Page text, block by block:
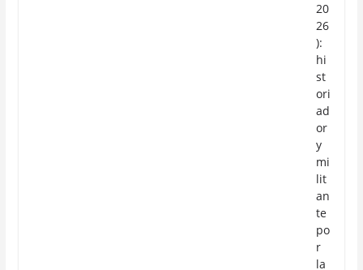
20
26
):
hi
st
ori
ad
or
y
mi
lit
an
te
po
r
la